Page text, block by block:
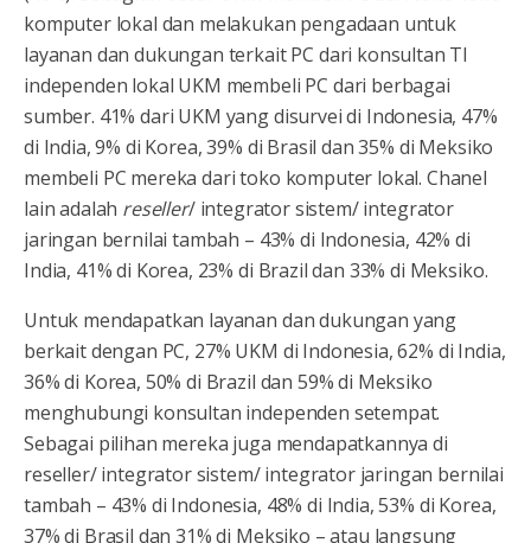
komputer lokal dan melakukan pengadaan untuk
layanan dan dukungan terkait PC dari konsultan TI
independen lokal UKM membeli PC dari berbagai
sumber. 41% dari UKM yang disurvei di Indonesia, 47%
di India, 9% di Korea, 39% di Brasil dan 35% di Meksiko
membeli PC mereka dari toko komputer lokal. Chanel
lain adalah reseller/ integrator sistem/ integrator
jaringan bernilai tambah – 43% di Indonesia, 42% di
India, 41% di Korea, 23% di Brazil dan 33% di Meksiko.
Untuk mendapatkan layanan dan dukungan yang
berkait dengan PC, 27% UKM di Indonesia, 62% di India,
36% di Korea, 50% di Brazil dan 59% di Meksiko
menghubungi konsultan independen setempat.
Sebagai pilihan mereka juga mendapatkannya di
reseller/ integrator sistem/ integrator jaringan bernilai
tambah – 43% di Indonesia, 48% di India, 53% di Korea,
37% di Brasil dan 31% di Meksiko – atau langsung